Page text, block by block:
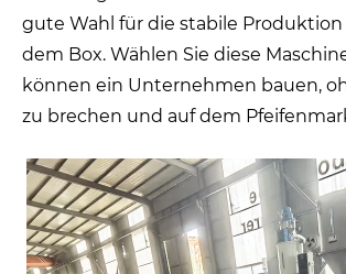
gute Wahl für die stabile
dem Box. Wählen Sie diese
können ein Unternehmen bauen,
zu brechen und auf dem